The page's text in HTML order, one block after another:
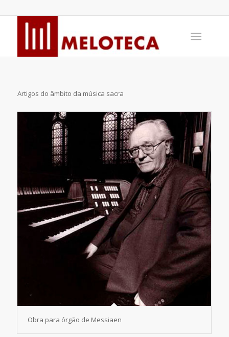
Artigos do âmbito da música sacra
Obra para órgão de Messiaen